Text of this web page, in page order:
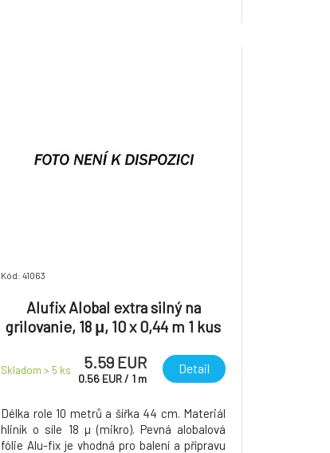
Kód: 41063
Alufix Alobal extra silný na
grilovanie, 18 μ, 10 x 0,44 m 1 kus
Skladom > 5 ks 5.59 EUR
0.56 EUR/ 1 m
Detail
Délka role 10 metrů a šířka 44 cm. Materiál
hliník o síle 18 µ (mikro). Pevná alobalová
fólie Alu-fix je vhodná pro balení a přípravu